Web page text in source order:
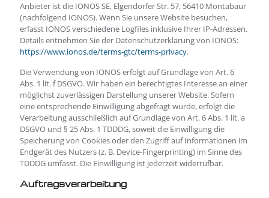
Anbieter ist die IONOS SE, Elgendorfer Str. 57, 56410 Montabaur
(nachfolgend IONOS). Wenn Sie unsere Website besuchen,
erfasst IONOS verschiedene Logfiles inklusive Ihrer IP-Adressen.
Details entnehmen Sie der Datenschutzerklärung von IONOS:
https://www.ionos.de/terms-gtc/terms-privacy.
Die Verwendung von IONOS erfolgt auf Grundlage von Art. 6
Abs. 1 lit. f DSGVO. Wir haben ein berechtigtes Interesse an einer
möglichst zuverlässigen Darstellung unserer Website. Sofern
eine entsprechende Einwilligung abgefragt wurde, erfolgt die
Verarbeitung ausschließlich auf Grundlage von Art. 6 Abs. 1 lit. a
DSGVO und § 25 Abs. 1 TDDDG, soweit die Einwilligung die
Speicherung von Cookies oder den Zugriff auf Informationen im
Endgerät des Nutzers (z. B. Device-Fingerprinting) im Sinne des
TDDDG umfasst. Die Einwilligung ist jederzeit widerrufbar.
Auftragsverarbeitung